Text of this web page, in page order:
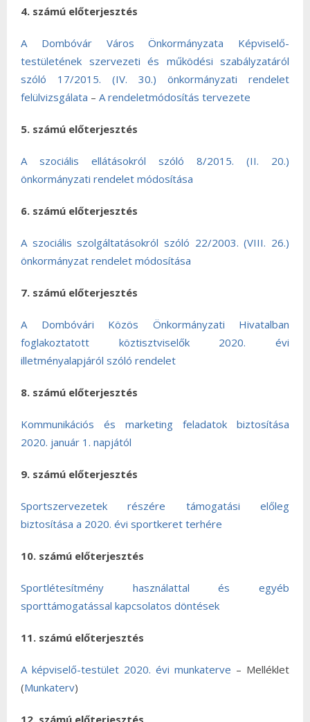
4. számú előterjesztés
A Dombóvár Város Önkormányzata Képviselő-
testületének szervezeti és működési szabályzatáról
szóló 17/2015. (IV. 30.) önkormányzati rendelet
felülvizsgálata – A rendeletmódosítás tervezete
5. számú előterjesztés
A szociális ellátásokról szóló 8/2015. (II. 20.)
önkormányzati rendelet módosítása
6. számú előterjesztés
A szociális szolgáltatásokról szóló 22/2003. (VIII. 26.)
önkormányzat rendelet módosítása
7. számú előterjesztés
A Dombóvári Közös Önkormányzati Hivatalban
foglakoztatott köztisztviselők 2020. évi
illetményalapjáról szóló rendelet
8. számú előterjesztés
Kommunikációs és marketing feladatok biztosítása
2020. január 1. napjától
9. számú előterjesztés
Sportszervezetek részére támogatási előleg
biztosítása a 2020. évi sportkeret terhére
10. számú előterjesztés
Sportlétesítmény használattal és egyéb
sporttámogatással kapcsolatos döntések
11. számú előterjesztés
A képviselő-testület 2020. évi munkaterve – Melléklet
(Munkaterv)
12. számú előterjesztés